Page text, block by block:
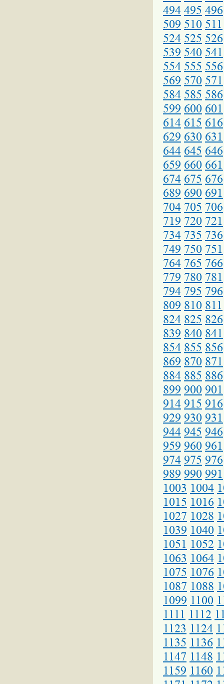
494 495 496
509 510 511
524 525 526
539 540 541
554 555 556
569 570 571
584 585 586
599 600 601
614 615 616
629 630 631
644 645 646
659 660 661
674 675 676
689 690 691
704 705 706
719 720 721
734 735 736
749 750 751
764 765 766
779 780 781
794 795 796
809 810 811
824 825 826
839 840 841
854 855 856
869 870 871
884 885 886
899 900 901
914 915 916
929 930 931
944 945 946
959 960 961
974 975 976
989 990 991
1003 1004
1015 1016
1027 1028
1039 1040
1051 1052
1063 1064
1075 1076
1087 1088
1099 1100
1111 1112
1123 1124
1135 1136
1147 1148
1159 1160